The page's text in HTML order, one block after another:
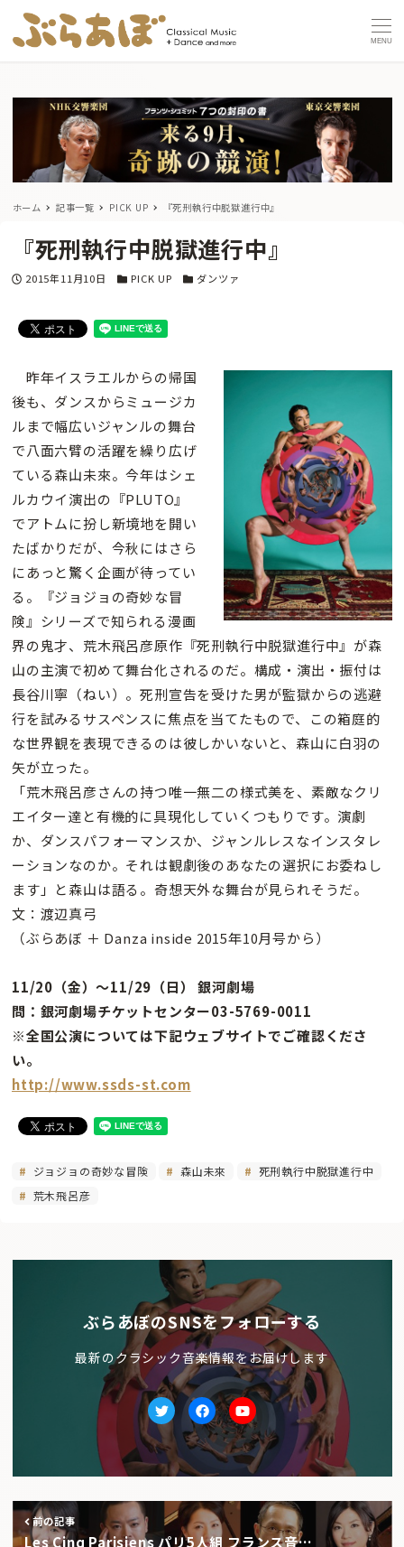
MENU
ホーム 記事一覧 PICK UP 『死刑執行中脱獄進行中』
『死刑執行中脱獄進行中』
投稿日
2015年11月10日 カテゴリー
PICK UP カテゴリー
ダンツァ
昨年イスラエルからの帰国
後も、ダンスからミュージカ
ルまで幅広いジャンルの舞台
で八面六臂の活躍を繰り広げ
ている森山未來。今年はシェ
ルカウイ演出の『PLUTO』
でアトムに扮し新境地を開い
たばかりだが、今秋にはさら
にあっと驚く企画が待ってい
る。『ジョジョの奇妙な冒
険』シリーズで知られる漫画
界の鬼才、荒木飛呂彦原作『死刑執行中脱獄進行中』が森
山の主演で初めて舞台化されるのだ。構成・演出・振付は
長谷川寧（ねい）。死刑宣告を受けた男が監獄からの逃避
行を試みるサスペンスに焦点を当てたもので、この箱庭的
な世界観を表現できるのは彼しかいないと、森山に白羽の
矢が立った。
「荒木飛呂彦さんの持つ唯一無二の様式美を、素敵なクリ
エイター達と有機的に具現化していくつもりです。演劇
か、ダンスパフォーマンスか、ジャンルレスなインスタレ
ーションなのか。それは観劇後のあなたの選択にお委ねし
ます」と森山は語る。奇想天外な舞台が見られそうだ。
文：渡辺真弓
（ぶらあぼ ＋ Danza inside 2015年10月号から）
11/20（金）〜11/29（日） 銀河劇場
問：銀河劇場チケットセンター03-5769-0011
※全国公演については下記ウェブサイトでご確認くださ
い。
http://www.ssds-st.com
ジョジョの奇妙な冒険 森山未來
死刑執行中脱獄進行中
荒木飛呂彦
ぶらあぼのSNSをフォローする
最新のクラシック音楽情報をお届けします
TwitterfacebookYoutube
前の記事
Les Cinq Parisiens パリ5人組 フランス音…